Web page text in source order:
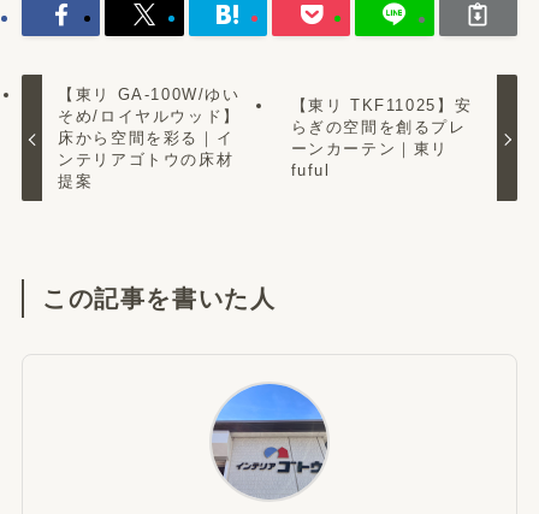
【東リ GA-100W/ゆい
そめ/ロイヤルウッド】
床から空間を彩る｜イ
ンテリアゴトウの床材
提案
【東リ TKF11025】安
らぎの空間を創るプレ
ーンカーテン｜東リ
fuful
この記事を書いた人